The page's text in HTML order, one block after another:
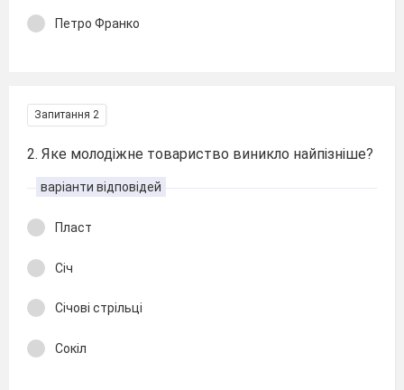
Петро Франко
Запитання 2
2. Яке молодіжне товариство виникло найпізніше?
варіанти відповідей
Пласт
Січ
Січові стрільці
Сокіл